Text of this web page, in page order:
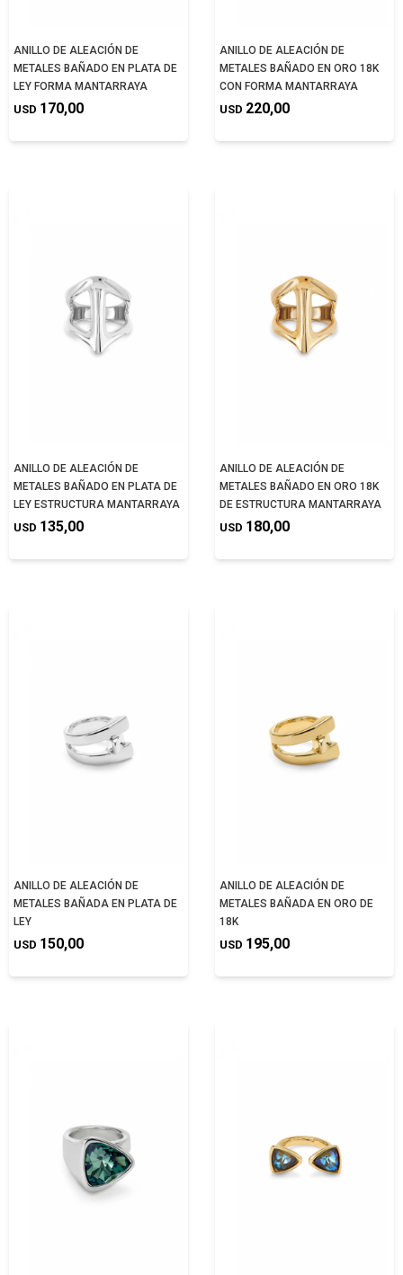
ANILLO DE ALEACIÓN DE
METALES BAÑADO EN PLATA DE
LEY FORMA MANTARRAYA
USD 170,00
ANILLO DE ALEACIÓN DE
METALES BAÑADO EN ORO 18K
CON FORMA MANTARRAYA
USD 220,00
ANILLO DE ALEACIÓN DE
METALES BAÑADO EN PLATA DE
LEY ESTRUCTURA MANTARRAYA
USD 135,00
ANILLO DE ALEACIÓN DE
METALES BAÑADO EN ORO 18K
DE ESTRUCTURA MANTARRAYA
USD 180,00
ANILLO DE ALEACIÓN DE
METALES BAÑADA EN PLATA DE
LEY
USD 150,00
ANILLO DE ALEACIÓN DE
METALES BAÑADA EN ORO DE
18K
USD 195,00